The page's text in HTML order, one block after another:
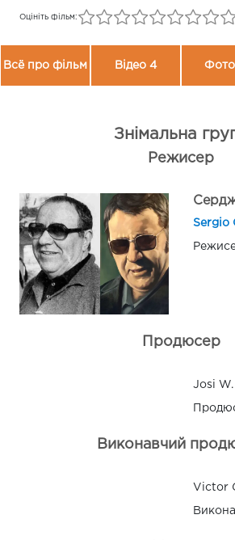
Оцініть фільм:
Всё про фільм Відео 4 Фото
Знімальна
Режисер
Sergio
Продюсер
Josi W.
Виконавчий
Victor